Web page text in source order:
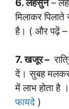
6. लहसुन–
मिलाकर
है। ( और पढ़ें
7. खजूर –
दें। सुबह
में लाभ होता
फायदे )